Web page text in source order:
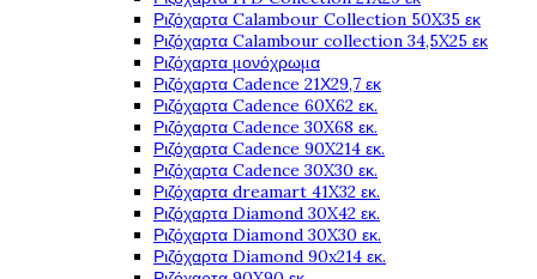
Ριζόχαρτα Calambour Collection 50X35 εκ
Ριζόχαρτα Calambour collection 34,5X25 εκ
Ριζόχαρτα μονόχρωμα
Ριζόχαρτα Cadence 21Χ29,7 εκ
Ριζόχαρτα Cadence 60X62 εκ.
Ριζόχαρτα Cadence 30X68 εκ.
Ριζόχαρτα Cadence 90X214 εκ.
Ριζόχαρτα Cadence 30X30 εκ.
Ριζόχαρτα dreamart 41X32 εκ.
Ριζόχαρτα Diamond 30X42 εκ.
Ριζόχαρτα Diamond 30X30 εκ.
Ριζόχαρτα Diamond 90x214 εκ.